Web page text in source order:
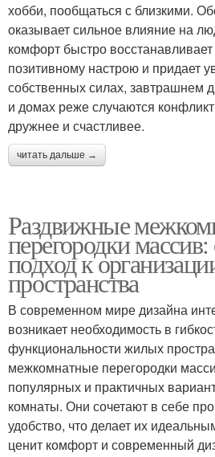
хобби, пообщаться с близкими.
оказывает сильное влияние на
комфорт быстро
позитивному настрою и придает
собственных силах, завтрашнем
и домах реже случаются
дружнее и счастливее.
читать дальше →
Раздвижные
перегородки
подход к
пространства
В современном мире дизайна
возникает необходимость в
функциональности жилых
межкомнатные перегородки
популярных и практичных
комнаты. Они сочетают в себе
удобство, что делает их
ценит комфорт и современный